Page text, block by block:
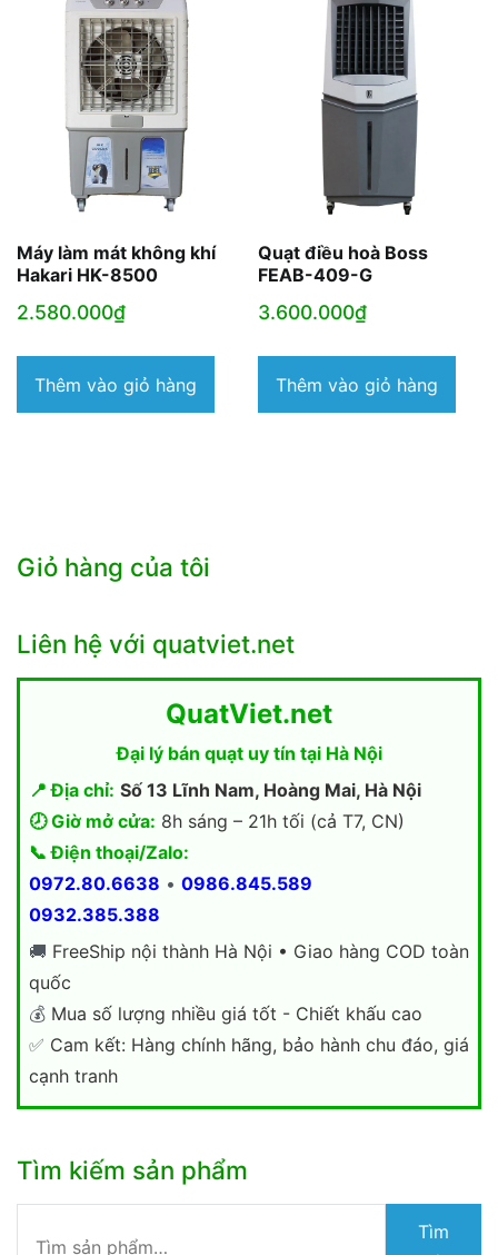
Máy làm mát không khí
Hakari HK-8500
2.580.000₫
Thêm vào giỏ hàng
Quạt điều hoà Boss
FEAB-409-G
3.600.000₫
Thêm vào giỏ hàng
Giỏ hàng của tôi
Liên hệ với quatviet.net
QuatViet.net
Đại lý bán quạt uy tín tại Hà Nội
📍 Địa chỉ: Số 13 Lĩnh Nam, Hoàng Mai, Hà Nội
🕗 Giờ mở cửa: 8h sáng – 21h tối (cả T7, CN)
📞 Điện thoại/Zalo:
0972.80.6638 • 0986.845.589
0932.385.388
🚚 FreeShip nội thành Hà Nội • Giao hàng COD toàn
quốc
💰 Mua số lượng nhiều giá tốt - Chiết khấu cao
✅ Cam kết: Hàng chính hãng, bảo hành chu đáo, giá
cạnh tranh
Tìm kiếm sản phẩm
kiếm:
Tìm